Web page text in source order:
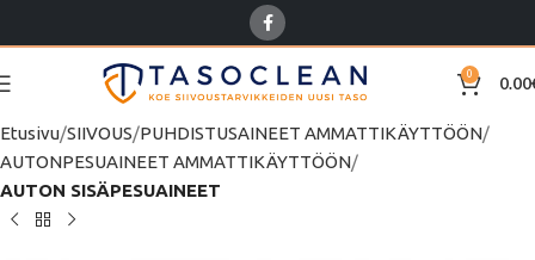
0 0.00
Etusivu SIIVOUS PUHDISTUSAINEET AMMATTIKÄYTTÖÖN
AUTONPESUAINEET AMMATTIKÄYTTÖÖN
AUTON SISÄPESUAINEET